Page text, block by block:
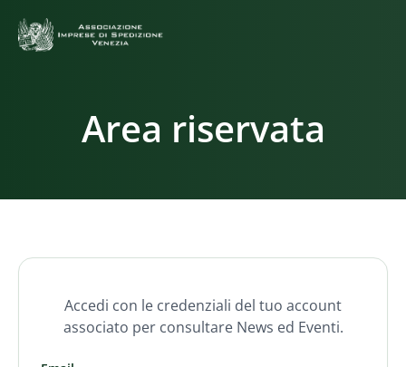
Area riservata
Accedi con le credenziali del tuo account
associato per consultare News ed Eventi.